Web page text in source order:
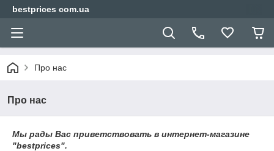
bestprices com.ua
Про нас
Про нас
Мы рады Вас приветствовать в интернет-магазине
"bestprices".